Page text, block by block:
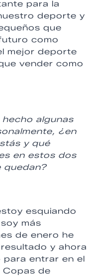
para la
deporte y
que
como
mejor deporte
vender como
algunas
¿en
y qué
en estos dos
quedan?
esquiando
más
de enero he
y ahora
entrar en el
Copas de